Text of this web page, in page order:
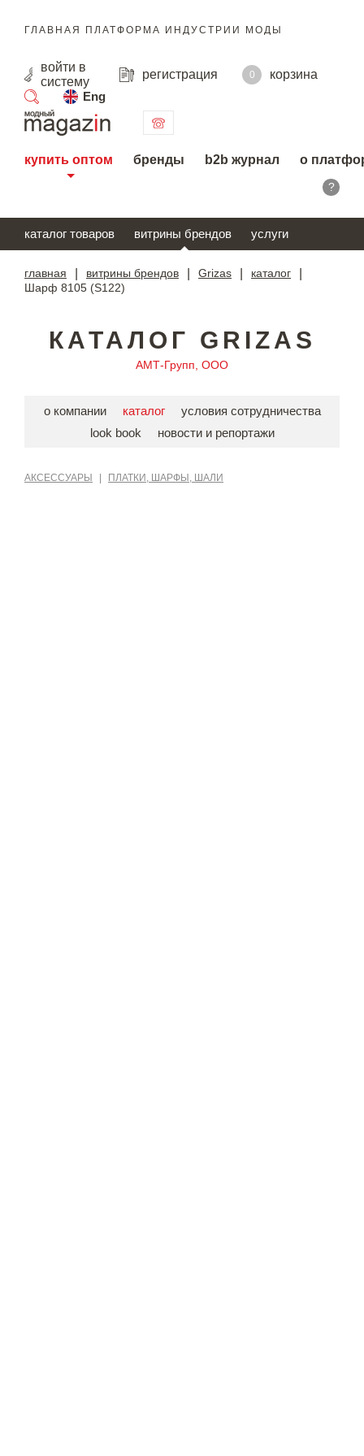
ГЛАВНАЯ ПЛАТФОРМА ИНДУСТРИИ МОДЫ
войти в
систему
регистрация 0
корзина
Eng
поиск
купить оптом бренды b2b журнал о
?
каталог товаров витрины брендов услуги
главная витрины брендов Grizas каталог
Шарф 8105 (S122)
КАТАЛОГ GRIZAS
АМТ-Групп, ООО
о компании каталог
условия сотрудничества
look book
новости и репортажи
АКСЕССУАРЫ ПЛАТКИ, ШАРФЫ, ШАЛИ